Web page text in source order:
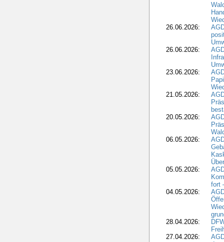
26.06.2026:
26.06.2026:
23.06.2026:
21.05.2026:
20.05.2026:
06.05.2026:
05.05.2026:
fort
04.05.2026:
28.04.2026:
27.04.2026: